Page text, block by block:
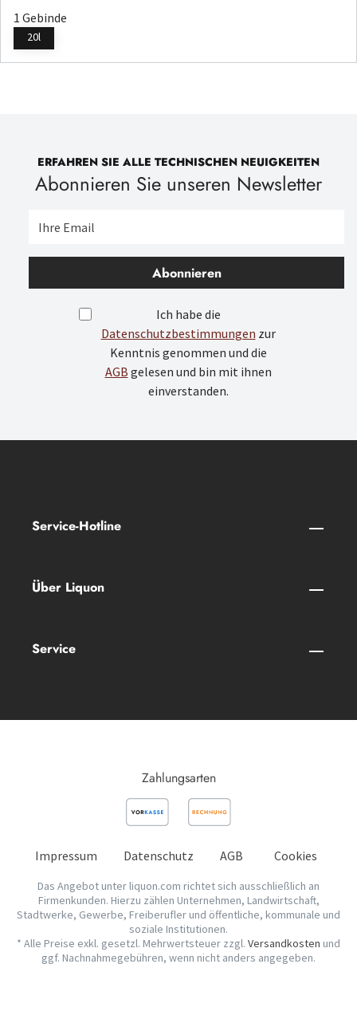
1 Gebinde
20l
ERFAHREN SIE ALLE TECHNISCHEN NEUIGKEITEN
Abonnieren Sie unseren Newsletter
Abonnieren
Ich habe die
Datenschutzbestimmungen zur
Kenntnis genommen und die
AGB gelesen und bin mit ihnen
einverstanden.
Service-Hotline
Über Liquon
Service
Zahlungsarten
Impressum Datenschutz AGB Cookies
Das Angebot unter liquon.com richtet sich ausschließlich an
Firmenkunden. Hierzu zählen Unternehmen, Landwirtschaft,
Stadtwerke, Gewerbe, Freiberufler und öffentliche, kommunale und
soziale Institutionen.
* Alle Preise exkl. gesetzl. Mehrwertsteuer zzgl. Versandkosten und
ggf. Nachnahmegebühren, wenn nicht anders angegeben.